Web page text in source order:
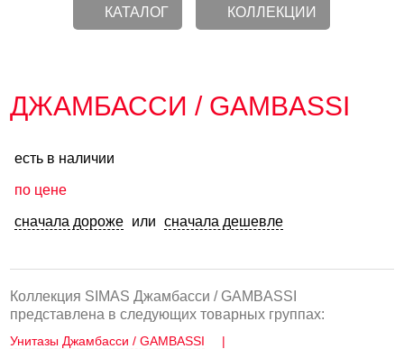
КАТАЛОГ КОЛЛЕКЦИИ
ДЖАМБАССИ / GAMBASSI
есть в наличии
по цене
сначала дороже или сначала дешевле
Коллекция SIMAS Джамбасси / GAMBASSI
представлена в следующих товарных группах:
Унитазы Джамбасси / GAMBASSI
|